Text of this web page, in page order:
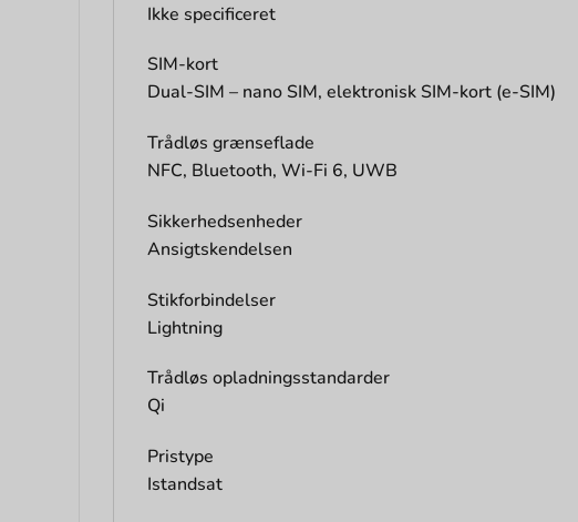
Ikke specificeret
SIM-kort
Dual-SIM – nano SIM, elektronisk SIM-kort (e-SIM)
Trådløs grænseflade
NFC, Bluetooth, Wi-Fi 6, UWB
Sikkerhedsenheder
Ansigtskendelsen
Stikforbindelser
Lightning
Trådløs opladningsstandarder
Qi
Pristype
Istandsat